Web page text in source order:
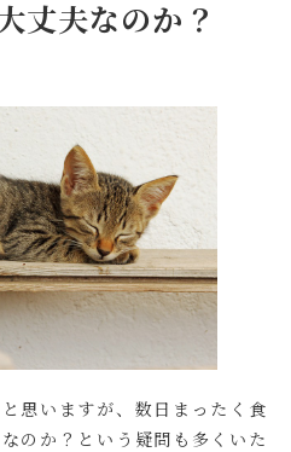
丈夫なのか？
思いますが、数日まったく食
のか？という疑問も多くいた